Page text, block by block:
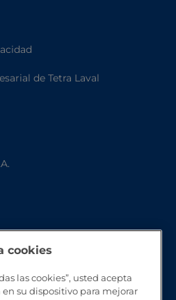
de Tetra Laval
cookies
las cookies”, usted acepta
su dispositivo para mejorar